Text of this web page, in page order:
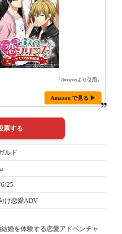
「Amazonより引用」
Amazon で見る ▶
ルド
25
け恋愛ADV
婚を体験する恋愛アドベンチャ